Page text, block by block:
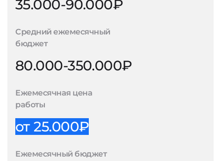
35.000-90.000₽
Средний ежемесячный
бюджет
80.000-350.000₽
Ежемесячная цена
работы
от 25.000₽
Ежемесячный бюджет